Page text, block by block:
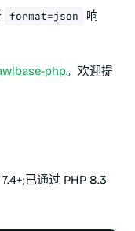
format=json
响
php。欢迎提
已通过 PHP 8.3